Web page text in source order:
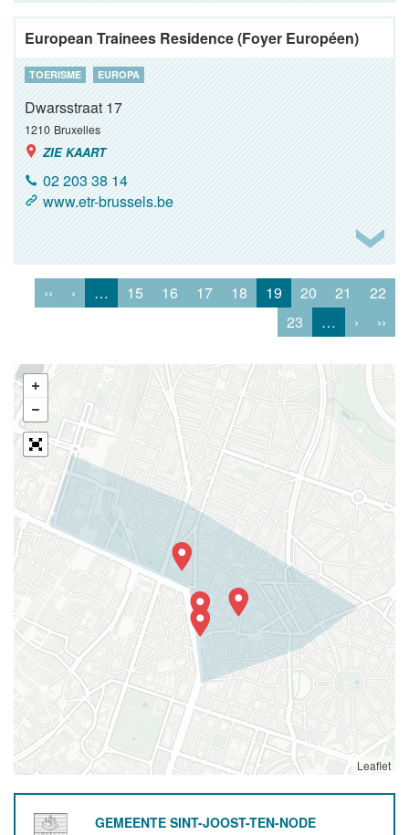
European Trainees Residence (Foyer Européen)
TOERISME EUROPA
Dwarsstraat 17
1210 Bruxelles
ZIE KAART
02 203 38 14
www.etr-brussels.be
‹‹ ‹ … 15 16 17 18 19 20 21
22
23
… › ››
Leaflet
GEMEENTE SINT-JOOST-TEN-NODE